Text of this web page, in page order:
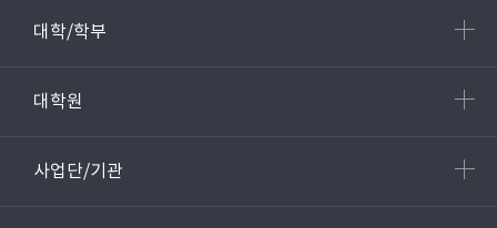
대학/학부
대학원
사업단/기관